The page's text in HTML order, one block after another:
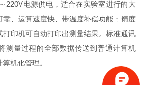
220V电源供电，适合在实验室进行的大
靠、运算速度快、带温度补偿功能；精度
打印机可自动打印出测量结果。标准通讯
测量过程的全部数据传送到普通计算机
机化管理。